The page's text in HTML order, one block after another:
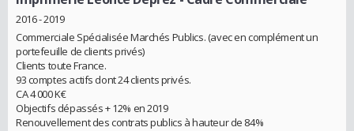
2016 - 2019
Commerciale Spécialisée Marchés Publics. (avec en complément un
portefeuille de clients privés)
Clients toute France.
93 comptes actifs dont 24 clients privés.
CA 4 000 K€
Objectifs dépassés + 12% en 2019
Renouvellement des contrats publics à hauteur de 84%